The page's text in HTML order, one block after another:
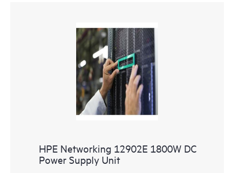
HPE Networking 12902E 1800W DC
Power Supply Unit